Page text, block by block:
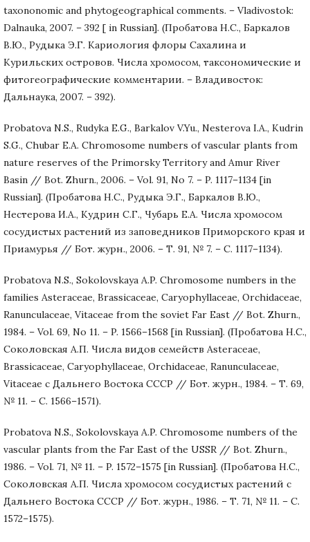
taxononomic and phytogeographical comments. – Vladivostok:
Dalnauka, 2007. – 392 [ in Russian]. (Пробатова Н.С., Баркалов
В.Ю., Рудыка Э.Г. Кариология флоры Сахалина и
Курильских островов. Числа хромосом, таксономические и
фитогеографические комментарии. – Владивосток:
Дальнаука, 2007. – 392).
Probatova N.S., Rudyka E.G., Barkalov V.Yu., Nesterova I.A., Kudrin
S.G., Chubar E.A. Chromosome numbers of vascular plants from
nature reserves of the Primorsky Territory and Amur River
Basin // Bot. Zhurn., 2006. – Vol. 91, No 7. – P. 1117–1134 [in
Russian]. (Пробатова Н.С., Рудыка Э.Г., Баркалов В.Ю.,
Нестерова И.А., Кудрин С.Г., Чубарь Е.А. Числа хромосом
сосудистых растений из заповедников Приморского края и
Приамурья // Бот. журн., 2006. – Т. 91, № 7. – С. 1117–1134).
Probatova N.S., Sokolovskaya A.P. Chromosome numbers in the
families Asteraceae, Brassicaceae, Caryophyllaceae, Orchidaceae,
Ranunculaceae, Vitaceae from the soviet Far East // Bot. Zhurn.,
1984. – Vol. 69, No 11. – P. 1566–1568 [in Russian]. (Пробатова Н.С.,
Соколовская А.П. Числа видов семейств Asteraceae,
Brassicaceae, Caryophyllaceae, Orchidaceae, Ranunculaceae,
Vitaceae с Дальнего Востока СССР // Бот. журн., 1984. – Т. 69,
№ 11. – С. 1566–1571).
Probatova N.S., Sokolovskaya A.P. Chromosome numbers of the
vascular plants from the Far East of the USSR // Bot. Zhurn.,
1986. – Vol. 71, № 11. – P. 1572–1575 [in Russian]. (Пробатова Н.С.,
Соколовская А.П. Числа хромосом сосудистых растений с
Дальнего Востока СССР // Бот. журн., 1986. – Т. 71, № 11. – С.
1572–1575).